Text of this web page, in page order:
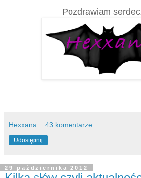
Pozdrawiam
Hexxana 43 komentarze:
Udostępnij
29 października 2012